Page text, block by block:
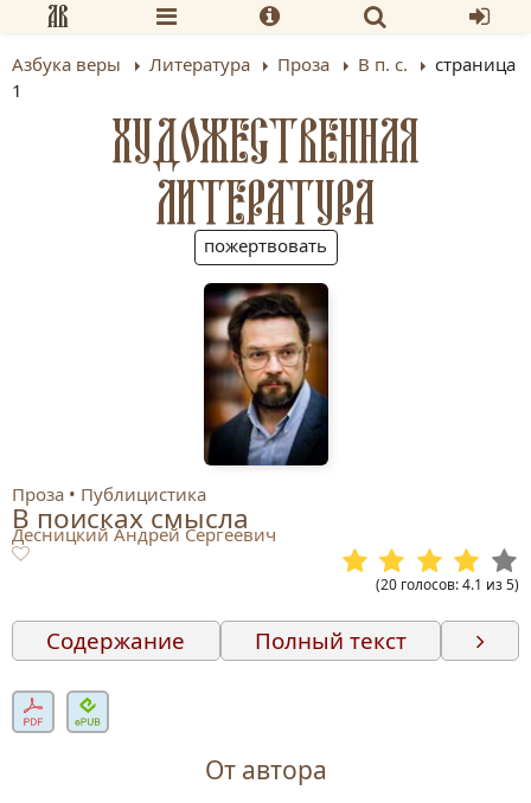
Азбука веры Литература Проза В п. с.
страница
1
ХУДОЖЕСТВЕННАЯ
ЛИТЕРАТУРА
пожертвовать
Проза Публицистика
В поисках смысла
Десницкий Андрей Сергеевич
(20 голосов:4.1 из5)
Содержание Полный текст
От автора
1. В поисках смысла
2. Глас хлада тонкаОт автора